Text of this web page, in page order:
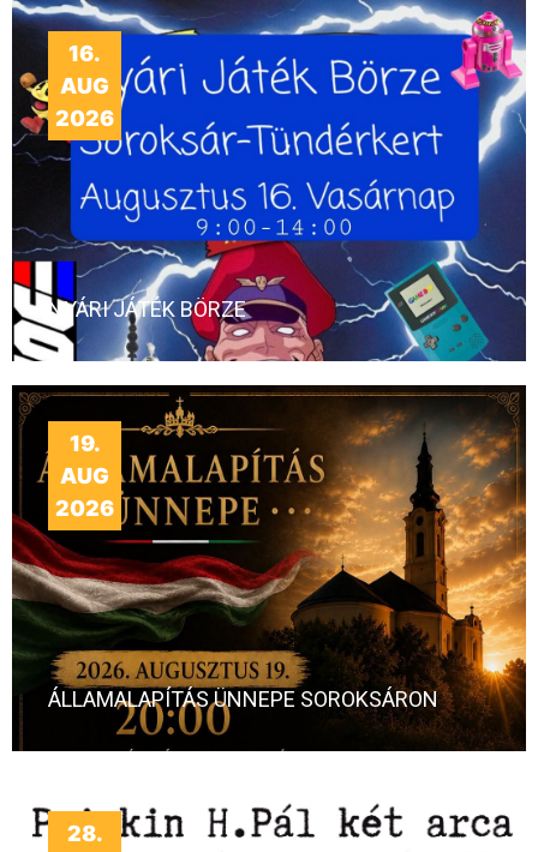
16.
AUG
2026
NYÁRI JÁTÉK BÖRZE
19.
AUG
2026
ÁLLAMALAPÍTÁS ÜNNEPE SOROKSÁRON
28.